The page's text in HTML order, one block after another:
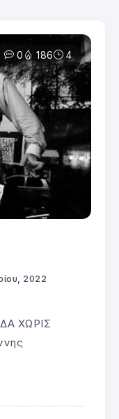
0 186 4
2022
ΧΩΡΙΣ